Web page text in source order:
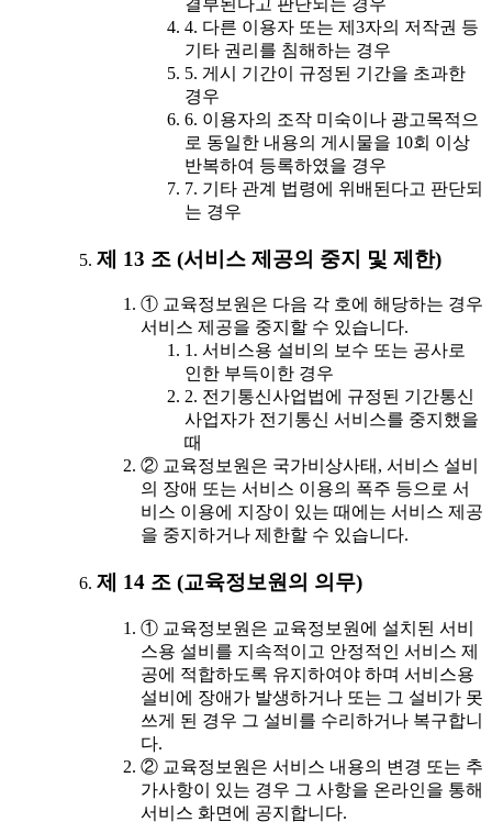
4. 다른 이용자 또는 제3자의 저작권 등
기타 권리를 침해하는 경우
5. 게시 기간이 규정된 기간을 초과한
경우
6. 이용자의 조작 미숙이나 광고목적으
로 동일한 내용의 게시물을 10회 이상
반복하여 등록하였을 경우
7. 기타 관계 법령에 위배된다고 판단되
는 경우
제 13 조 (서비스 제공의 중지 및 제한)
① 교육정보원은 다음 각 호에 해당하는 경우
서비스 제공을 중지할 수 있습니다.
1. 서비스용 설비의 보수 또는 공사로
인한 부득이한 경우
2. 전기통신사업법에 규정된 기간통신
사업자가 전기통신 서비스를 중지했을
때
② 교육정보원은 국가비상사태, 서비스 설비
의 장애 또는 서비스 이용의 폭주 등으로 서
비스 이용에 지장이 있는 때에는 서비스 제공
을 중지하거나 제한할 수 있습니다.
제 14 조 (교육정보원의 의무)
① 교육정보원은 교육정보원에 설치된 서비
스용 설비를 지속적이고 안정적인 서비스 제
공에 적합하도록 유지하여야 하며 서비스용
설비에 장애가 발생하거나 또는 그 설비가 못
쓰게 된 경우 그 설비를 수리하거나 복구합니
다.
② 교육정보원은 서비스 내용의 변경 또는 추
가사항이 있는 경우 그 사항을 온라인을 통해
서비스 화면에 공지합니다.